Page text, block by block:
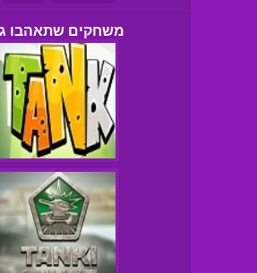
משחקים שתאהבו